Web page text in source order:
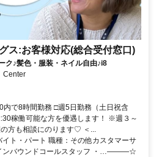
ス:お客様対応(総合受付窓口)
ク♪髪色・服装・ネイル自由♪i8
で8時間勤務 □週5日勤務（土日祝含
稼働可能な方を優遇します！ ※週３～
方も相談にのります♡ ＜...
ト・パート 職種：その他カスタマーサ
ンバウンドコールスタッフ ・…―――☆